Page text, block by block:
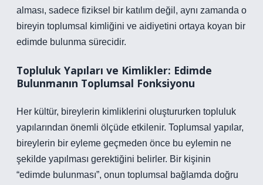
alması, sadece fiziksel bir katılım değil, aynı zamanda o
bireyin toplumsal kimliğini ve aidiyetini ortaya koyan bir
edimde bulunma sürecidir.
Topluluk Yapıları ve Kimlikler: Edimde
Bulunmanın Toplumsal Fonksiyonu
Her kültür, bireylerin kimliklerini oluştururken topluluk
yapılarından önemli ölçüde etkilenir. Toplumsal yapılar,
bireylerin bir eyleme geçmeden önce bu eylemin ne
şekilde yapılması gerektiğini belirler. Bir kişinin
“edimde bulunması”, onun toplumsal bağlamda doğru